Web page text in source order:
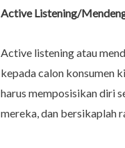
Active Listening/
Active listening atau
kepada calon konsumen
harus memposisikan diri
mereka, dan bersikaplah